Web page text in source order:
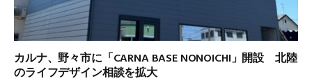
カルナ、野々市に「CARNA BASE NONOICHI」開設 北陸
のライフデザイン相談を拡大